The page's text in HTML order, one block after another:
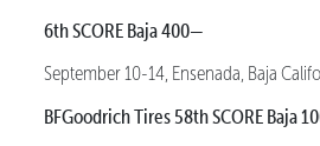
6th SCORE Baja 400—
September 10-14, Ensenada, Baja
BFGoodrich Tires 58th SCORE Baja